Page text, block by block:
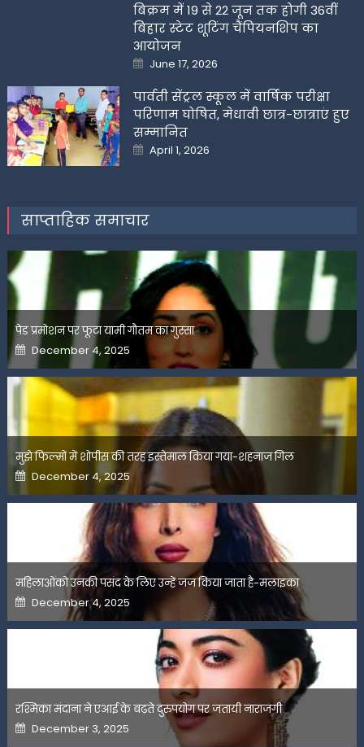
बिक्रम में 19 से 22 जून तक होगी 36वीं
बिहार स्टेट शूटिंग चैंपियनशिप का
आयोजन
Posted
on
June 17, 2026
पार्वती सेंट्रल स्कूल में वार्षिक परीक्षा
परिणाम घोषित, मेधावी छात्र-छात्राएं हुए
सम्मानित
Posted
on
April 1, 2026
साप्ताहिक समाचार
पेड प्रमोशन पर फूटा यामी गौतम का गुस्सा
Posted
on
December 4, 2025
मुझे फिल्मों में शोपीस की तरह इस्तेमाल किया गया-शहनाज गिल
Posted
on
December 4, 2025
महिलाओंको उनकी पसंद के लिए उन्हें जज किया जाता है-मलाइका
Posted
on
December 4, 2025
रश्मिका मंदाना ने एआई के बढ़ते दुरुपयोग पर जतायी नाराजगी
Posted
on
December 3, 2025